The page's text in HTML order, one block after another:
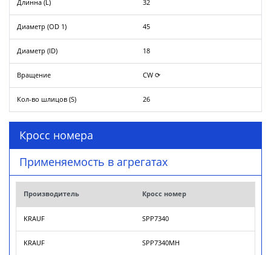
Длинна (L) 32
Диаметр (OD 1) 45
Диаметр (ID) 18
Вращение CW ⟳
Кол-во шлицов (S) 26
Кросс номера
Применяемость в агрегатах
Производитель Кросс номер
KRAUF SPP7340
KRAUF SPP7340MH